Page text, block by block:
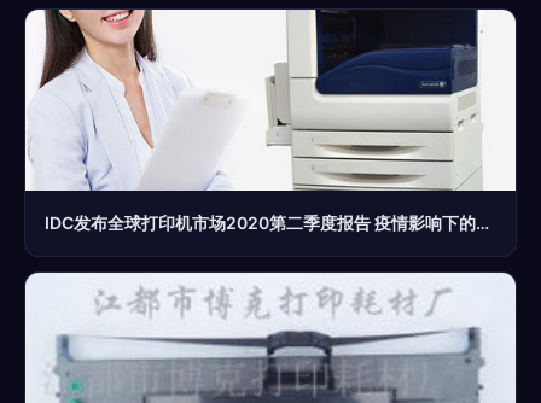
IDC发布全球打印机市场2020第二季度报告 疫情影响下的重塑与打印服务机遇